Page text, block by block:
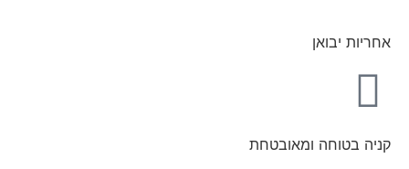
אחריות יבואן
קניה בטוחה ומאובטחת